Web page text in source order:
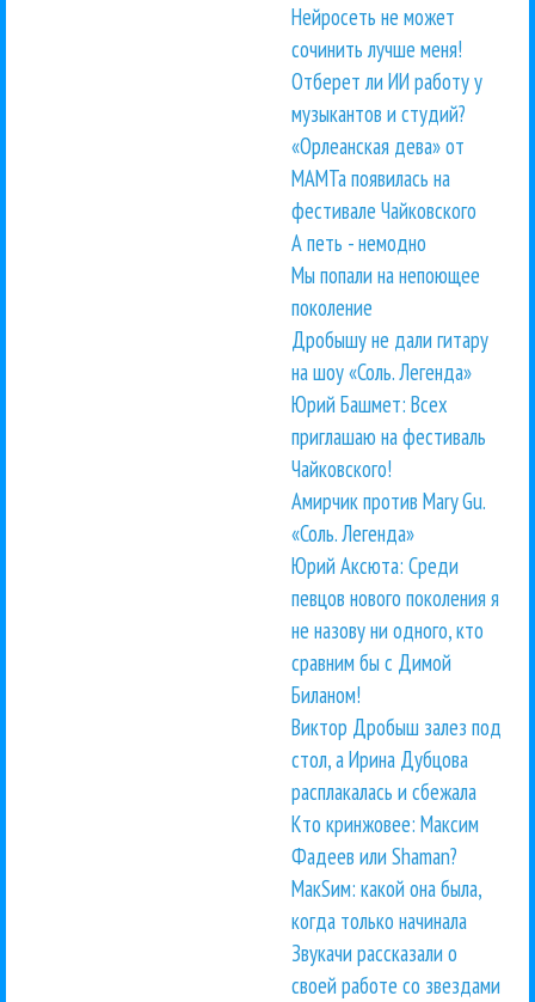
Нейросеть не может
сочинить лучше меня!
Отберет ли ИИ работу у
музыкантов и студий?
«Орлеанская дева» от
МАМТа появилась на
фестивале Чайковского
А петь - немодно
Мы попали на непоющее
поколение
Дробышу не дали гитару
на шоу «Соль. Легенда»
Юрий Башмет: Всех
приглашаю на фестиваль
Чайковского!
Амирчик против Mary Gu.
«Соль. Легенда»
Юрий Аксюта: Среди
певцов нового поколения я
не назову ни одного, кто
сравним бы с Димой
Биланом!
Виктор Дробыш залез под
стол, а Ирина Дубцова
расплакалась и сбежала
Кто кринжовее: Максим
Фадеев или Shaman?
МакSим: какой она была,
когда только начинала
Звукачи рассказали о
своей работе со звездами